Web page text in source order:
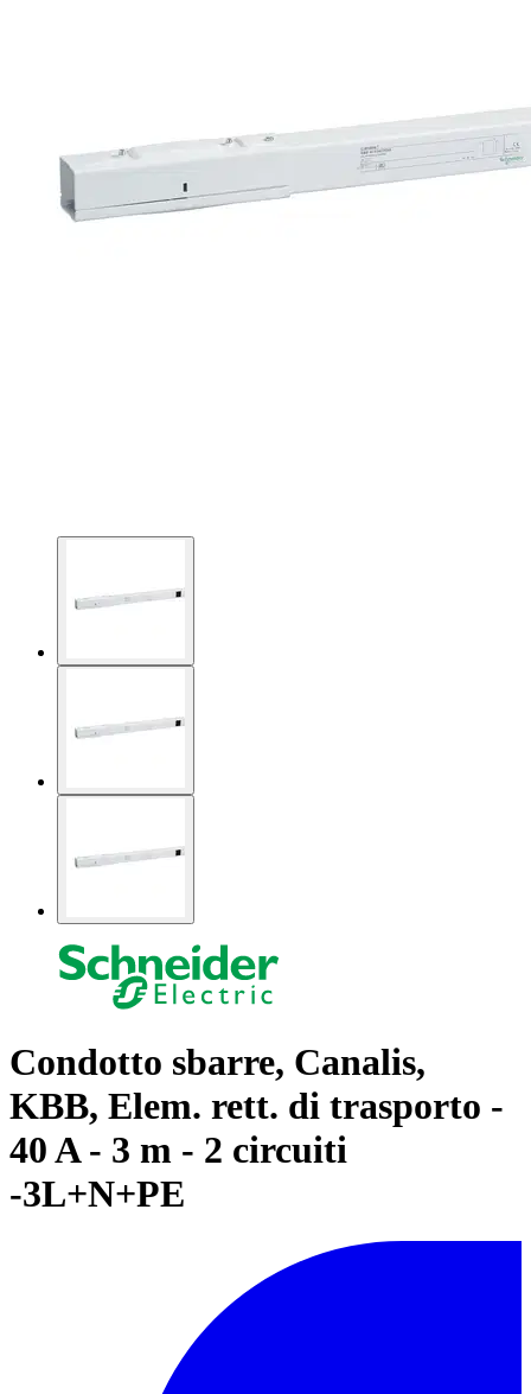
Condotto sbarre, Canalis,
KBB, Elem. rett. di trasporto -
40 A - 3 m - 2 circuiti
-3L+N+PE